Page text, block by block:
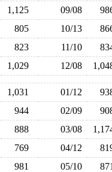
1,125 09/08
805 10/13
823 11/10
1,029 12/08
1,031 01/12
944 02/09
888 03/08
769 04/12
981 05/10